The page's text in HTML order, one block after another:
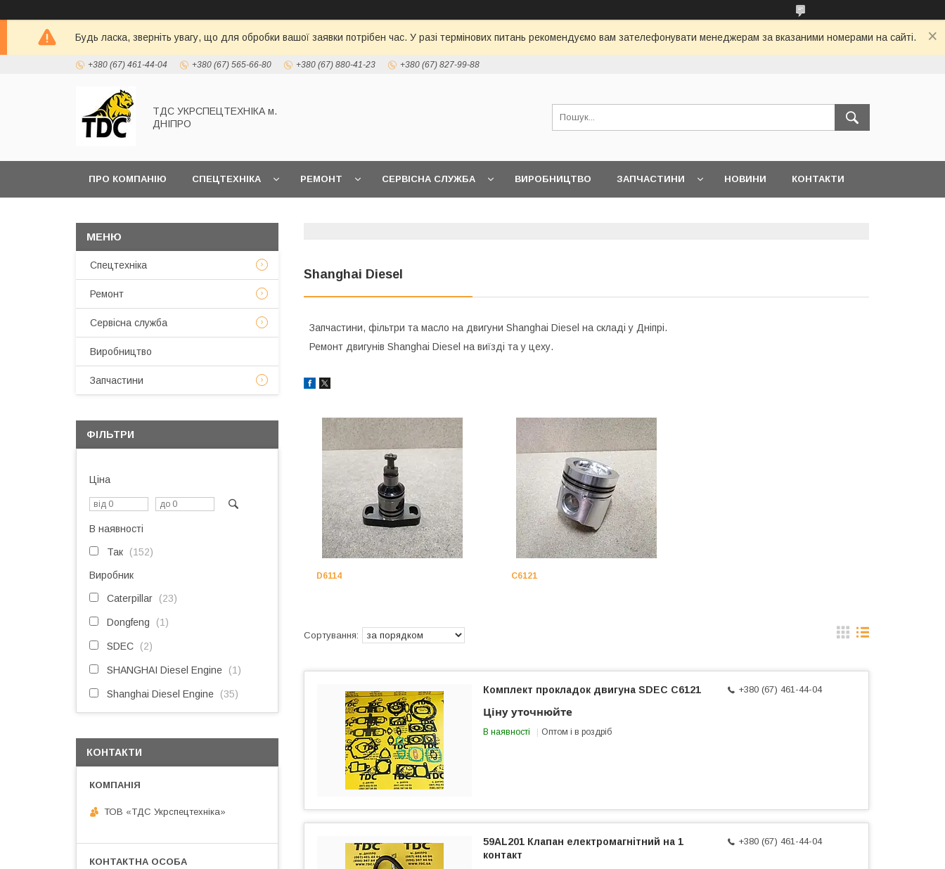
Будь ласка, зверніть увагу, що для обробки вашої заявки потрібен час. У разі термінових питань рекомендуємо вам зателефонувати менеджерам за вказаними номерами на сайті.
+380 (67) 461-44-04 +380 (67) 565-66-80 +380 (67) 880-41-23 +380 (67) 827-99-88
ТДС УКРСПЕЦТЕХНІКА м.
ДНІПРО
ПРО КОМПАНІЮ СПЕЦТЕХНІКА РЕМОНТ СЕРВІСНА СЛУЖБА ВИРОБНИЦТВО ЗАПЧАСТИНИ НОВИНИ КОНТАКТИ
Shanghai Diesel
Запчастини, фільтри та масло на двигуни Shanghai Diesel на складі у Дніпрі.
Ремонт двигунів Shanghai Diesel на виїзді та у цеху.
D6114 C6121
+380 (67) 461-44-04
Комплект прокладок двигуна SDEC С6121
Ціну уточнюйте
В наявності Оптом і в роздріб
+380 (67) 461-44-04
59AL201 Клапан електромагнітний на 1
контакт
Спецтехніка
Ремонт
Сервісна служба
Виробництво
Запчастини
ФІЛЬТРИ
Ціна
В наявності
Так 152
Виробник
Caterpillar 23
Dongfeng 1
SDEC 2
SHANGHAI Diesel Engine 1
Shanghai Diesel Engine 35
КОНТАКТИ
ТОВ «ТДС Укрспецтехніка»